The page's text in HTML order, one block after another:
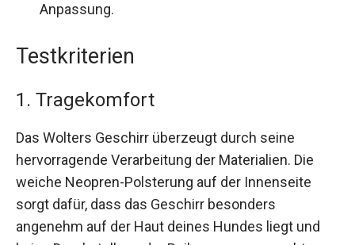
Anpassung.
Testkriterien
1. Tragekomfort
Das Wolters Geschirr überzeugt durch seine
hervorragende Verarbeitung der Materialien. Die
weiche Neopren-Polsterung auf der Innenseite
sorgt dafür, dass das Geschirr besonders
angenehm auf der Haut deines Hundes liegt und